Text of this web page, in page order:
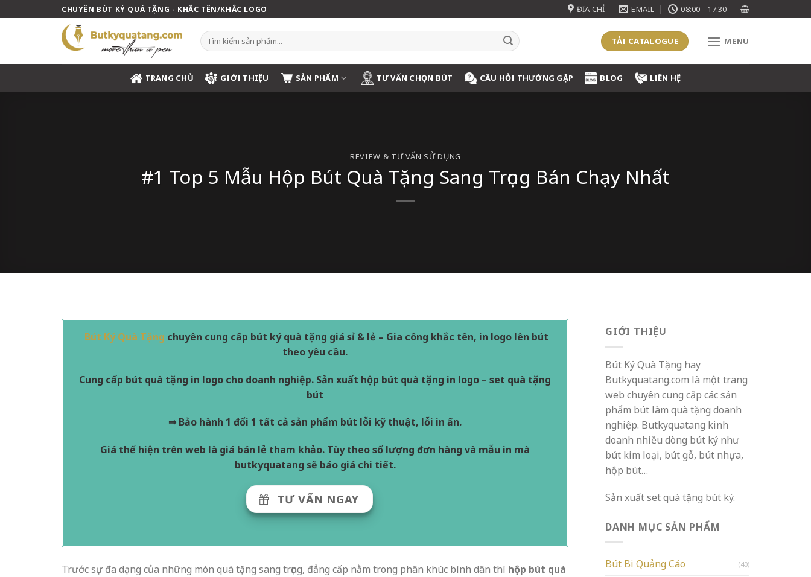
to
CHUYÊN BÚT KÝ QUÀ TẶNG - KHẮC TÊN/KHẮC LOGO ĐỊA CHỈ EMAIL 08:00 - 17:30
Tìm
kiếm:
TẢI CATALOGUE MENU
TRANG CHỦ GIỚI THIỆU SẢN PHẨM TƯ VẤN CHỌN BÚT CÂU HỎI THƯỜNG GẶP BLOG LIÊN HỆ
REVIEW & TƯ VẤN SỬ DỤNG
#1 Top 5 Mẫu Hộp Bút Quà Tặng Sang Trọng Bán Chạy Nhất
Bút Ký Quà Tặng chuyên cung cấp bút ký quà tặng giá sỉ & lẻ – Gia công khắc tên, in logo lên bút
theo yêu cầu.
Cung cấp bút quà tặng in logo cho doanh nghiệp. Sản xuất hộp bút quà tặng in logo – set quà tặng
bút
⇒ Bảo hành 1 đổi 1 tất cả sản phẩm bút lỗi kỹ thuật, lỗi in ấn.
Giá thể hiện trên web là giá bán lẻ tham khảo. Tùy theo số lượng đơn hàng và mẫu in mà
butkyquatang sẽ báo giá chi tiết.
TƯ VẤN NGAY
Trước sự đa dạng của những món quà tặng sang trọng, đẳng cấp nằm trong phân khúc bình dân thì hộp bút quà
GIỚI THIỆU
Bút Ký Quà Tặng hay
Butkyquatang.com là một trang
web chuyên cung cấp các sản
phẩm bút làm quà tặng doanh
nghiệp. Butkyquatang kinh
doanh nhiều dòng bút ký như
bút kim loại, bút gỗ, bút nhựa,
hộp bút…
Sản xuất set quà tặng bút ký.
DANH MỤC SẢN PHẨM
Bút Bi Quảng Cáo (40)